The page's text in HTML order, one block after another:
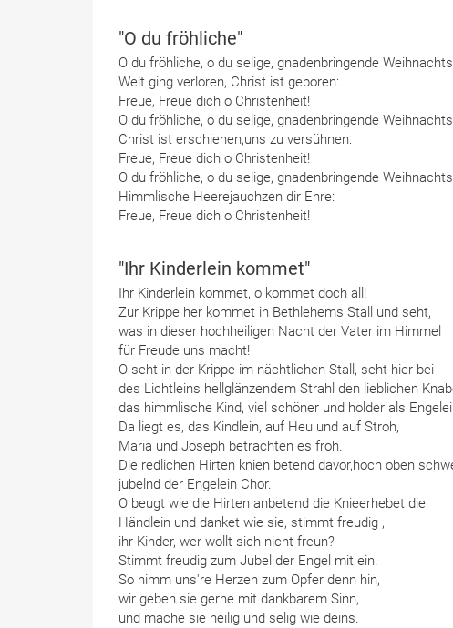
"O du fröhliche"
O du fröhliche, o du selige, gnadenbringende
Welt ging verloren, Christ ist geboren:
Freue, Freue dich o Christenheit!
O du fröhliche, o du selige, gnadenbringende
Christ ist erschienen,uns zu versühnen:
Freue, Freue dich o Christenheit!
O du fröhliche, o du selige, gnadenbringende
Himmlische Heerejauchzen dir Ehre:
Freue, Freue dich o Christenheit!
"Ihr Kinderlein kommet"
Ihr Kinderlein kommet, o kommet doch all!
Zur Krippe her kommet in Bethlehems Stall und seht,
was in dieser hochheiligen Nacht der Vater im Himmel
für Freude uns macht!
O seht in der Krippe im nächtlichen Stall, seht hier bei
des Lichtleins hellglänzendem Strahl den lieblichen
das himmlische Kind, viel schöner und holder als
Da liegt es, das Kindlein, auf Heu und auf Stroh,
Maria und Joseph betrachten es froh.
Die redlichen Hirten knien betend davor,hoch oben
jubelnd der Engelein Chor.
O beugt wie die Hirten anbetend die Knieerhebet die
Händlein und danket wie sie, stimmt freudig ,
ihr Kinder, wer wollt sich nicht freun?
Stimmt freudig zum Jubel der Engel mit ein.
So nimm uns're Herzen zum Opfer denn hin,
wir geben sie gerne mit dankbarem Sinn,
und mache sie heilig und selig wie deins.